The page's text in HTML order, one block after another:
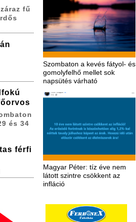
Szombaton a kevés fátyol- és
gomolyfelhő mellet sok
napsütés várható
Magyar Péter: tíz éve nem
látott szintre csökkent az
infláció
fű
és 34
férfi